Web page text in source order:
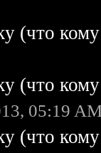
(что
(что
05:19
(что